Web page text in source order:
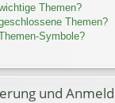
Themen?
Themen?
Symbole?
und